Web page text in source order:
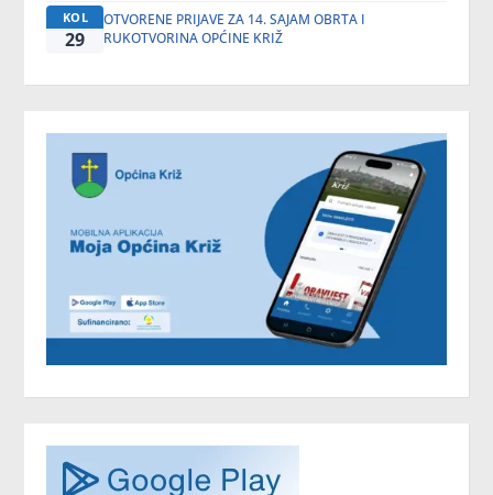
KOL
29
OTVORENE PRIJAVE ZA 14. SAJAM OBRTA I
RUKOTVORINA OPĆINE KRIŽ